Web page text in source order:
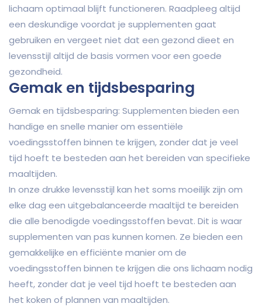
lichaam optimaal blijft functioneren. Raadpleeg altijd
een deskundige voordat je supplementen gaat
gebruiken en vergeet niet dat een gezond dieet en
levensstijl altijd de basis vormen voor een goede
gezondheid.
Gemak en tijdsbesparing
Gemak en tijdsbesparing: Supplementen bieden een
handige en snelle manier om essentiële
voedingsstoffen binnen te krijgen, zonder dat je veel
tijd hoeft te besteden aan het bereiden van specifieke
maaltijden.
In onze drukke levensstijl kan het soms moeilijk zijn om
elke dag een uitgebalanceerde maaltijd te bereiden
die alle benodigde voedingsstoffen bevat. Dit is waar
supplementen van pas kunnen komen. Ze bieden een
gemakkelijke en efficiënte manier om de
voedingsstoffen binnen te krijgen die ons lichaam nodig
heeft, zonder dat je veel tijd hoeft te besteden aan
het koken of plannen van maaltijden.